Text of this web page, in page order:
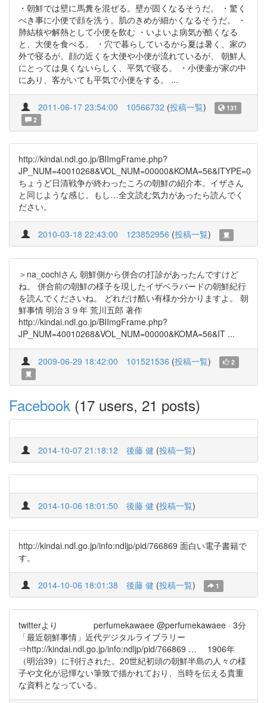
・朝鮮では壁に馬糞を混ぜる。壁が固くなるそうだ。 ・驚く
べき事に小便で顔を洗う。肌のきめが細かくなるそうだ。 ・
肺結核や解熱として小便を飲む ・いよいよ病気が酷くなる
と、大便を食べる。 ・穴で暮らしているから夏は暑く、家の
外で寝るが、顔の近くを大便や小便が流れているが、 朝鮮人
にとっては臭くないらしく、平気で寝る。 ・小便壷が家の中
にあり、客がいても平気で小便をする。 ...
2011-06-17 23:54:00 10566732 (投稿一覧)
131
2
http://kindai.ndl.go.jp/BIImgFrame.php?
JP_NUM=40010268&VOL_NUM=00000&KOMA=56&ITYPE=0
ちょうど日清戦争が終わったころの朝鮮の紹介本。イザさん
と同じような感じ。もし…全文読む気力があったら読んでく
ださい。
2010-03-18 22:43:00 123852956 (投稿一覧)
＞na_cochiさん 朝鮮側から併合の打診があったんですけど
ね。 併合前の朝鮮の様子を現したイザベラバードの朝鮮紀行
を読んでくださいね。 どれだけ酷い有様か分かりますよ。 朝
鮮事情 明治３９年 荒川五郎 著作
http://kindai.ndl.go.jp/BIImgFrame.php?
JP_NUM=40010268&VOL_NUM=00000&KOMA=56&IT ...
2009-06-29 18:42:00 101521536 (投稿一覧) 2
Facebook (17 users, 21 posts)
2014-10-07 21:18:12 後藤 健 (投稿一覧)
2014-10-06 18:01:50 後藤 健 (投稿一覧)
http://kindai.ndl.go.jp/info:ndljp/pid/766869 面白い電子書籍で
す。
2014-10-06 18:01:38 後藤 健 (投稿一覧) 1
twitterより perfumekawaee @perfumekawaee · 3分
「最近朝鮮事情」近代デジタルライブラリー
⇒http://kindai.ndl.go.jp/info:ndljp/pid/766869 … 1906年
（明治39）に刊行された。20世紀初頭の朝鮮半島の人々の様
子や文化が忌憚ない筆致で描かれており、当時を伝える貴重
な資料となっている。